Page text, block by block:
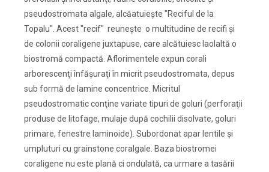
pseudostromata algale, alcăatuieşte "Reciful de la
Topalu". Acest "recif" reuneşte o multitudine de recifi şi
de colonii coraligene juxtapuse, care alcătuiesc laolaltă o
biostromă compactă. Aflorimentele expun corali
arborescenţi înfăşuraţi în micrit pseudostromata, depus
sub formă de lamine concentrice. Micritul
pseudostromatic conţine variate tipuri de goluri (perforaţii
produse de litofage, mulaje după cochilii disolvate, goluri
primare, fenestre laminoide). Subordonat apar lentile şi
umpluturi cu grainstone coralgale. Baza biostromei
coraligene nu este plană ci ondulată, ca urmare a tasării